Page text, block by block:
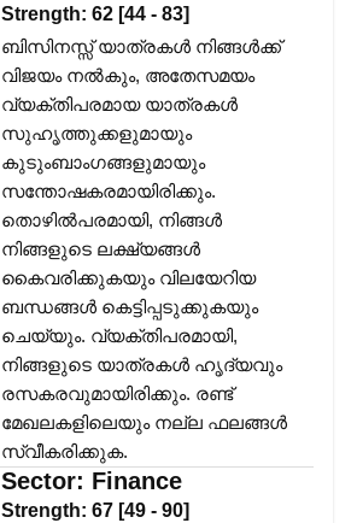
Strength: 62 [44 - 83]
ബിസിനസ്സ് യാത്രകൾ നിങ്ങൾക്ക്
വിജയം നൽകും, അതേസമയം
വ്യക്തിപരമായ യാത്രകൾ
സുഹൃത്തുക്കളുമായും
കുടുംബാംഗങ്ങളുമായും
സന്തോഷകരമായിരിക്കും.
തൊഴിൽപരമായി, നിങ്ങൾ
നിങ്ങളുടെ ലക്ഷ്യങ്ങൾ
കൈവരിക്കുകയും വിലയേറിയ
ബന്ധങ്ങൾ കെട്ടിപ്പടുക്കുകയും
ചെയ്യും. വ്യക്തിപരമായി,
നിങ്ങളുടെ യാത്രകൾ ഹൃദ്യവും
രസകരവുമായിരിക്കും. രണ്ട്
മേഖലകളിലെയും നല്ല ഫലങ്ങൾ
സ്വീകരിക്കുക.
Sector: Finance
Strength: 67 [49 - 90]